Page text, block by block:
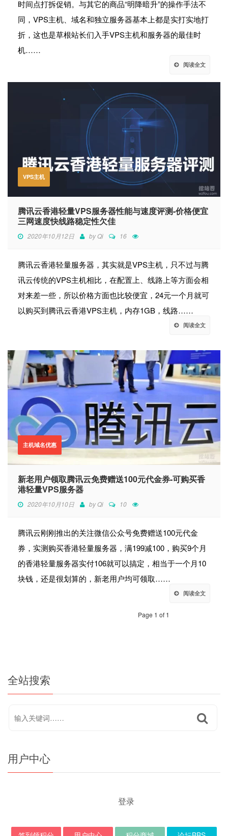
时间点打拆促销。与其它的商品“明降暗升”的操作手法不
同，VPS主机、域名和独立服务器基本上都是实打实地打
折，这也是草根站长们入手VPS主机和服务器的最佳时
机……
阅读全文
VPS主机
腾讯云香港轻量VPS服务器性能与速度评测-价格便宜
三网速度快线路稳定性欠佳
2020年10月12日 byQi 16
腾讯云香港轻量服务器，其实就是VPS主机，只不过与腾
讯云传统的VPS主机相比，在配置上、线路上等方面会相
对来差一些，所以价格方面也比较便宜，24元一个月就可
以购买到腾讯云香港VPS主机，内存1GB，线路……
阅读全文
主机域名优惠
新老用户领取腾讯云免费赠送100元代金券-可购买香
港轻量VPS服务器
2020年10月10日 byQi 10
腾讯云刚刚推出的关注微信公众号免费赠送100元代金
券，实测购买香港轻量服务器，满199减100，购买9个月
的香港轻量服务器实付106就可以搞定，相当于一个月10
块钱，还是很划算的，新老用户均可领取……
阅读全文
Page 1 of 1
全站搜索
用户中心
登录